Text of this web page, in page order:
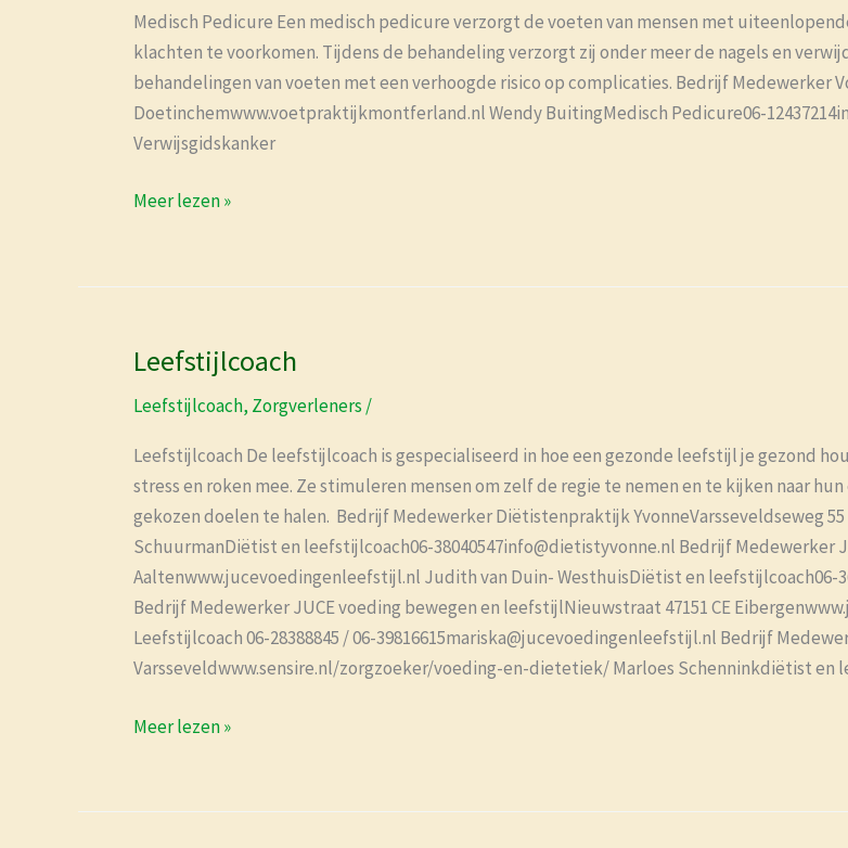
Medisch Pedicure Een medisch pedicure verzorgt de voeten van mensen met
klachten te voorkomen. Tijdens de behandeling verzorgt zij onder meer de nagels en
behandelingen van voeten met een verhoogde risico op complicaties. Bedrijf Medewerker
Doetinchemwww.voetpraktijkmontferland.nl Wendy BuitingMedisch Pedicure06-
Verwijsgidskanker
Meer lezen »
Leefstijlcoach
Leefstijlcoach, Zorgverleners /
Leefstijlcoach De leefstijlcoach is gespecialiseerd in hoe een gezonde leefstijl je gezond
stress en roken mee. Ze stimuleren mensen om zelf de regie te nemen en te kijken naar
gekozen doelen te halen. Bedrijf Medewerker Diëtistenpraktijk YvonneVarsseveldseweg
SchuurmanDiëtist en leefstijlcoach06-38040547info@dietistyvonne.nl Bedrijf Medewerker
Aaltenwww.jucevoedingenleefstijl.nl Judith van Duin- WesthuisDiëtist en leefstijlcoach06-
Bedrijf Medewerker JUCE voeding bewegen en leefstijlNieuwstraat 47151 CE
Leefstijlcoach 06-28388845 / 06-39816615mariska@jucevoedingenleefstijl.nl Bedrijf
Varsseveldwww.sensire.nl/zorgzoeker/voeding-en-dietetiek/ Marloes Schenninkdiëtist en
Leefstijlcoach
Meer lezen »